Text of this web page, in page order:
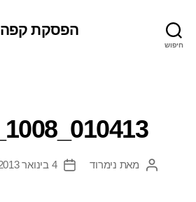
חיפוש
הפסקת קפה
010413_1008_8.png
המחבר
מאת נימרוד
תאריך
4 בינואר 2013